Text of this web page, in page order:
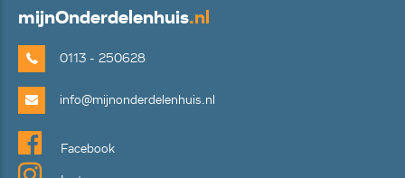
mijnOnderdelenhuis.nl
0113 - 250628
info@mijnonderdelenhuis.nl
Facebook